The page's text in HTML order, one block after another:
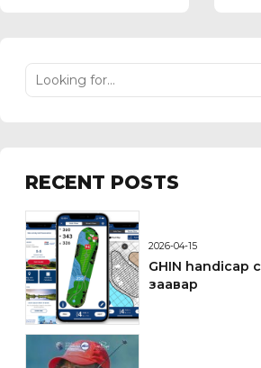
RECENT POSTS
2026-04-15
GHIN handicap
заавар